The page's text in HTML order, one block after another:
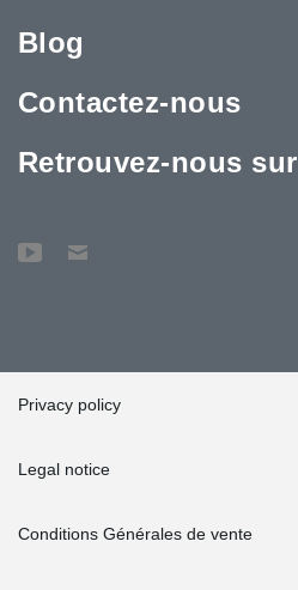
Blog
Contactez-nous
Retrouvez-nous sur
Privacy policy
Legal notice
Conditions Générales de vente